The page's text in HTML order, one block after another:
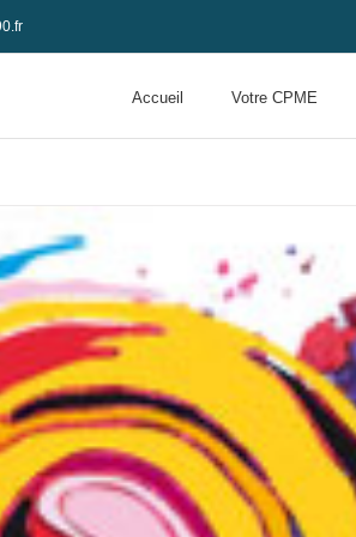
Accueil Votre CPME